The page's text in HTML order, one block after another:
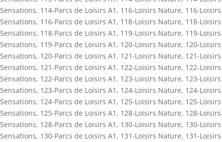
Sensations, 114-Parcs de Loisirs A1 , 116-Loisirs Nature, 116-Loisirs
Sensations, 116-Parcs de Loisirs A1 , 118-Loisirs Nature, 118-Loisirs
Sensations, 118-Parcs de Loisirs A1 , 119-Loisirs Nature, 119-Loisirs
Sensations, 119-Parcs de Loisirs A1 , 120-Loisirs Nature, 120-Loisirs
Sensations, 120-Parcs de Loisirs A1 , 121-Loisirs Nature, 121-Loisirs
Sensations, 121-Parcs de Loisirs A1 , 122-Loisirs Nature, 122-Loisirs
Sensations, 122-Parcs de Loisirs A1 , 123-Loisirs Nature, 123-Loisirs
Sensations, 123-Parcs de Loisirs A1 , 124-Loisirs Nature, 124-Loisirs
Sensations, 124-Parcs de Loisirs A1 , 125-Loisirs Nature, 125-Loisirs
Sensations, 125-Parcs de Loisirs A1 , 128-Loisirs Nature, 128-Loisirs
Sensations, 128-Parcs de Loisirs A1 , 130-Loisirs Nature, 130-Loisirs
Sensations, 130-Parcs de Loisirs A1 , 131-Loisirs Nature, 131-Loisirs